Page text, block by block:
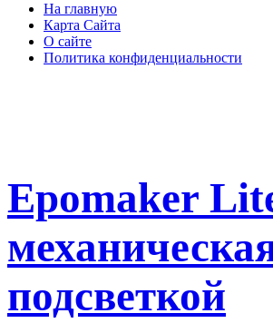
На главную
Карта Сайта
О сайте
Политика конфиденциальности
Epomaker
подсветкой